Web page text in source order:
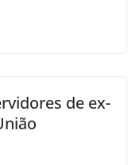
de ex-